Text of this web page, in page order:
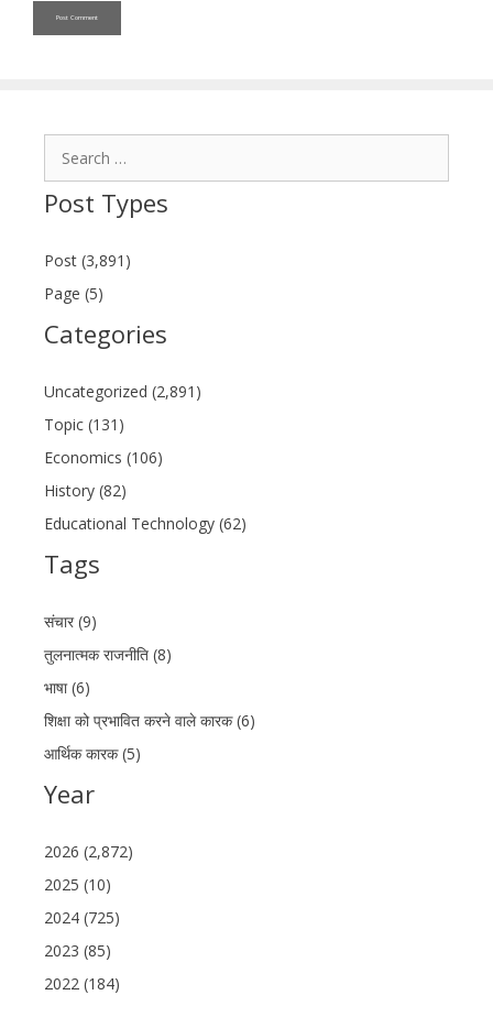
Post Types
Post (3,891)
Page (5)
Categories
Uncategorized (2,891)
Topic (131)
Economics (106)
History (82)
Educational Technology (62)
Tags
संचार (9)
तुलनात्मक राजनीति (8)
भाषा (6)
शिक्षा को प्रभावित करने वाले कारक (6)
आर्थिक कारक (5)
Year
2026 (2,872)
2025 (10)
2024 (725)
2023 (85)
2022 (184)